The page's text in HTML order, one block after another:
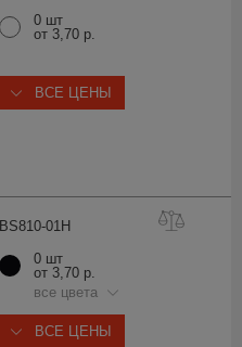
0 шт
от 3,70 р.
ВСЕ ЦЕНЫ
BS810-01H
0 шт
от 3,70 р.
все цвета
ВСЕ ЦЕНЫ